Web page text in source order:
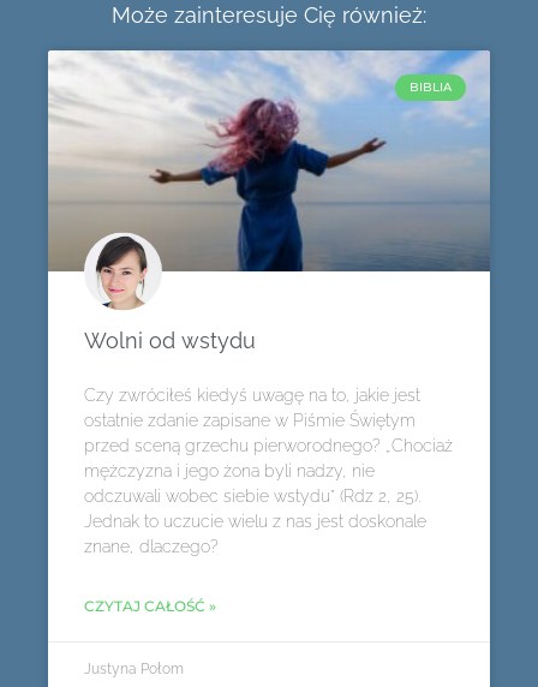
Może zainteresuje Cię również:
BIBLIA
Wolni od wstydu
Czy zwróciłeś kiedyś uwagę na to, jakie jest
ostatnie zdanie zapisane w Piśmie Świętym
przed sceną grzechu pierworodnego? „Chociaż
mężczyzna i jego żona byli nadzy, nie
odczuwali wobec siebie wstydu” (Rdz 2, 25).
Jednak to uczucie wielu z nas jest doskonale
znane, dlaczego?
CZYTAJ CAŁOŚĆ »
Justyna Połom